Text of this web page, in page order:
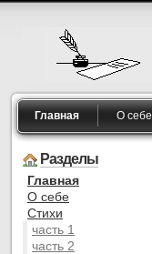
Главная О себе
Разделы
Главная
O себе
Cтихи
часть 1
часть 2